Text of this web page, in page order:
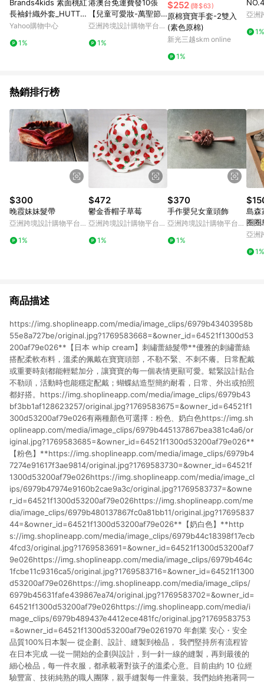
Brands4kids 素面桃紅
長袖針織外套_HUTTEli
HUT系列
Yahoo購物中心
1%
港澳台免運費發10張
【兒童可愛妝-萬聖節
臉貼】高級感紋身貼防
亞洲跨境設計購物平台
1%
$252 (降$63)
原棉寶寶手套-2雙入
(素色原棉)
新光三越skm online
1%
亞洲
1%
熱銷排行榜
$300
晚霞妹妹髮帶
亞洲跨境設計購物平台
1%
$472
鬱金香帽子草莓
亞洲跨境設計購物平台
1%
$370
手作嬰兒女童頭飾
亞洲跨境設計購物平台
1%
島森
圈圈
亞洲
1%
商品描述
https://img.shoplineapp.com/media/image_clips/6979b43403958b
55e8a727be/original.jpg?1769583668=&owner_id=64521f1300d53
200af79e026**【日本 whip cream】刺繡蕾絲髮帶**優雅的刺繡蕾絲
搭配柔軟布料，溫柔的佩戴在寶寶頭部，不勒不緊、不刺不癢。日常配戴
或重要時刻都能輕鬆加分，讓寶寶的每一個表情更顯可愛。鬆緊設計貼合
不勒頭，活動時也能穩定配戴；蝴蝶結造型簡約耐看，日常、外出或拍照
都好搭。https://img.shoplineapp.com/media/image_clips/6979b43
bf3bb1af128623257/original.jpg?1769583675=&owner_id=64521f1
300d53200af79e026有兩種顏色可選擇：粉色、奶白色https://img.sh
oplineapp.com/media/image_clips/6979b445137867bea381c4a6/or
iginal.jpg?1769583685=&owner_id=64521f1300d53200af79e026**
【粉色】**https://img.shoplineapp.com/media/image_clips/6979b4
7274e91617f3ae9814/original.jpg?1769583730=&owner_id=64521f
1300d53200af79e026https://img.shoplineapp.com/media/image_cl
ips/6979b47974e9160b2cae9a3c/original.jpg?1769583737=&owne
r_id=64521f1300d53200af79e026https://img.shoplineapp.com/me
dia/image_clips/6979b480137867fc0a81bb11/original.jpg?17695837
44=&owner_id=64521f1300d53200af79e026**【奶白色】**http
s://img.shoplineapp.com/media/image_clips/6979b44c18398f17ecb
4fcd3/original.jpg?1769583691=&owner_id=64521f1300d53200af7
9e026https://img.shoplineapp.com/media/image_clips/6979b464c
1fcbe11c9316ca5/original.jpg?1769583716=&owner_id=64521f1300
d53200af79e026https://img.shoplineapp.com/media/image_clips/
6979b45631fafe439867ea74/original.jpg?1769583702=&owner_id=
64521f1300d53200af79e026https://img.shoplineapp.com/media/i
mage_clips/6979b489437e4412ece481fc/original.jpg?1769583753
=&owner_id=64521f1300d53200af79e0261970 年創業 安心・安全
品質100%日本製— 從企劃、設計、縫製到檢品， 我們堅持所有流程皆
在日本完成 —從一開始的企劃與設計，到一針一線的縫製，再到最後的
細心檢品，每一件衣服，都承載著對孩子的溫柔心意。目前由約 10 位經
驗豐富、技術純熟的職人團隊，親手縫製每一件童裝。我們始終抱著同一